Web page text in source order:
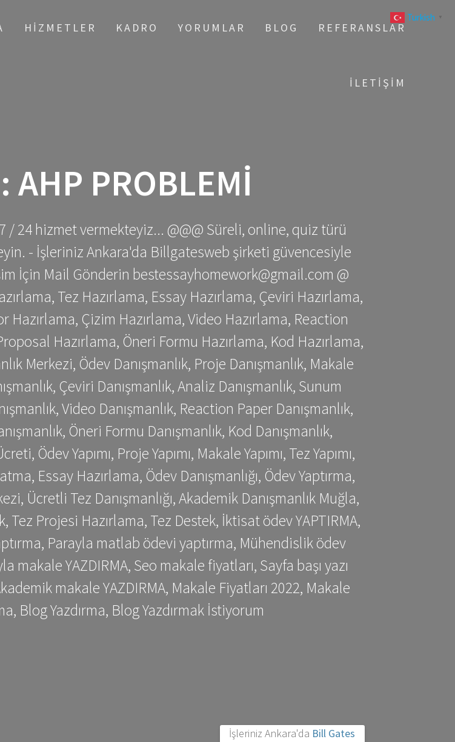
HIZMETLER KADRO YORUMLAR BLOG REFERANSLAR
İLETIŞIM
AHP PROBLEMI
/ 24 hizmet vermekteyiz... @@@ Süreli, online, quiz türü
- İşleriniz Ankara'da Billgatesweb şirketi güvencesiyle
İçin Mail Gönderin bestessayhomework@gmail.com @
Tez Hazırlama, Essay Hazırlama, Çeviri Hazırlama,
Hazırlama, Çizim Hazırlama, Video Hazırlama, Reaction
Hazırlama, Öneri Formu Hazırlama, Kod Hazırlama,
Merkezi, Ödev Danışmanlık, Proje Danışmanlık, Makale
Çeviri Danışmanlık, Analiz Danışmanlık, Sunum
Video Danışmanlık, Reaction Paper Danışmanlık,
Öneri Formu Danışmanlık, Kod Danışmanlık,
Ödev Yapımı, Proje Yapımı, Makale Yapımı, Tez Yapımı,
Essay Hazırlama, Ödev Danışmanlığı, Ödev Yaptırma,
Ücretli Tez Danışmanlığı, Akademik Danışmanlık Muğla,
Tez Projesi Hazırlama, Tez Destek, İktisat ödev YAPTIRMA,
Parayla matlab ödevi yaptırma, Mühendislik ödev
makale YAZDIRMA, Seo makale fiyatları, Sayfa başı yazı
makale YAZDIRMA, Makale Fiyatları 2022, Makale
Blog Yazdırma, Blog Yazdırmak İstiyorum
İşleriniz Ankara'da Bill Gates
Turkish ▼